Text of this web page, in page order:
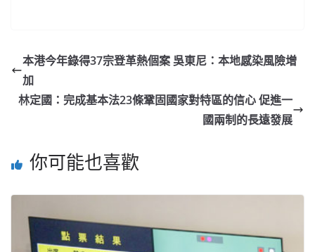
本港今年錄得37宗登革熱個案 吳東尼：本地感染風險增
加
林定國：完成基本法23條鞏固國家對特區的信心 促進一
國兩制的長遠發展
你可能也喜歡